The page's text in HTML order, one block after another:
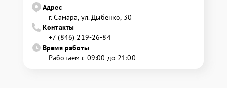
Адрес
г. Самара, ул. Дыбенко, 30
Контакты
+7 (846) 219-26-84
Время работы
Работаем с 09:00 до 21:00